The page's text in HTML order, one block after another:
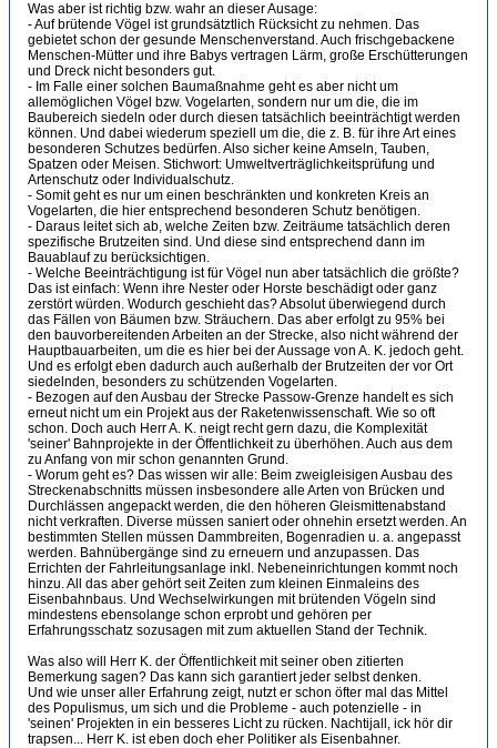
Was aber ist richtig bzw. wahr an dieser Ausage:
- Auf brütende Vögel ist grundsätztlich Rücksicht zu nehmen. Das
gebietet schon der gesunde Menschenverstand. Auch frischgebackene
Menschen-Mütter und ihre Babys vertragen Lärm, große Erschütterungen
und Dreck nicht besonders gut.
- Im Falle einer solchen Baumaßnahme geht es aber nicht um
allemöglichen Vögel bzw. Vogelarten, sondern nur um die, die im
Baubereich siedeln oder durch diesen tatsächlich beeinträchtigt werden
können. Und dabei wiederum speziell um die, die z. B. für ihre Art eines
besonderen Schutzes bedürfen. Also sicher keine Amseln, Tauben,
Spatzen oder Meisen. Stichwort: Umweltverträglichkeitsprüfung und
Artenschutz oder Individualschutz.
- Somit geht es nur um einen beschränkten und konkreten Kreis an
Vogelarten, die hier entsprechend besonderen Schutz benötigen.
- Daraus leitet sich ab, welche Zeiten bzw. Zeiträume tatsächlich deren
spezifische Brutzeiten sind. Und diese sind entsprechend dann im
Bauablauf zu berücksichtigen.
- Welche Beeinträchtigung ist für Vögel nun aber tatsächlich die größte?
Das ist einfach: Wenn ihre Nester oder Horste beschädigt oder ganz
zerstört würden. Wodurch geschieht das? Absolut überwiegend durch
das Fällen von Bäumen bzw. Sträuchern. Das aber erfolgt zu 95% bei
den bauvorbereitenden Arbeiten an der Strecke, also nicht während der
Hauptbauarbeiten, um die es hier bei der Aussage von A. K. jedoch geht.
Und es erfolgt eben dadurch auch außerhalb der Brutzeiten der vor Ort
siedelnden, besonders zu schützenden Vogelarten.
- Bezogen auf den Ausbau der Strecke Passow-Grenze handelt es sich
erneut nicht um ein Projekt aus der Raketenwissenschaft. Wie so oft
schon. Doch auch Herr A. K. neigt recht gern dazu, die Komplexität
'seiner' Bahnprojekte in der Öffentlichkeit zu überhöhen. Auch aus dem
zu Anfang von mir schon genannten Grund.
- Worum geht es? Das wissen wir alle: Beim zweigleisigen Ausbau des
Streckenabschnitts müssen insbesondere alle Arten von Brücken und
Durchlässen angepackt werden, die den höheren Gleismittenabstand
nicht verkraften. Diverse müssen saniert oder ohnehin ersetzt werden. An
bestimmten Stellen müssen Dammbreiten, Bogenradien u. a. angepasst
werden. Bahnübergänge sind zu erneuern und anzupassen. Das
Errichten der Fahrleitungsanlage inkl. Nebeneinrichtungen kommt noch
hinzu. All das aber gehört seit Zeiten zum kleinen Einmaleins des
Eisenbahnbaus. Und Wechselwirkungen mit brütenden Vögeln sind
mindestens ebensolange schon erprobt und gehören per
Erfahrungsschatz sozusagen mit zum aktuellen Stand der Technik.
Was also will Herr K. der Öffentlichkeit mit seiner oben zitierten
Bemerkung sagen? Das kann sich garantiert jeder selbst denken.
Und wie unser aller Erfahrung zeigt, nutzt er schon öfter mal das Mittel
des Populismus, um sich und die Probleme - auch potenzielle - in
'seinen' Projekten in ein besseres Licht zu rücken. Nachtijall, ick hör dir
trapsen... Herr K. ist eben doch eher Politiker als Eisenbahner.